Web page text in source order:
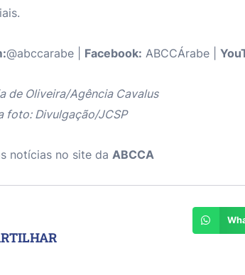
@abccarabe | Facebook: ABCCÁrabe |
de Oliveira/Agência Cavalus
foto: Divulgação/JCSP
notícias no site da ABCCA